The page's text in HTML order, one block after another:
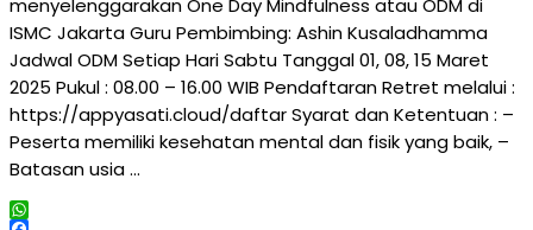
menyelenggarakan One Day Mindfulness atau ODM di
ISMC Jakarta Guru Pembimbing: Ashin Kusaladhamma
Jadwal ODM Setiap Hari Sabtu Tanggal 01, 08, 15 Maret
2025 Pukul : 08.00 – 16.00 WIB Pendaftaran Retret melalui :
https://appyasati.cloud/daftar Syarat dan Ketentuan : –
Peserta memiliki kesehatan mental dan fisik yang baik, –
Batasan usia …